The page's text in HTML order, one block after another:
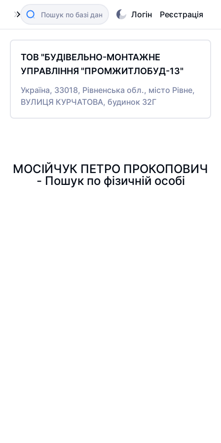
Логін Реєстрація
ТОВ "БУДІВЕЛЬНО-МОНТАЖНЕ
УПРАВЛІННЯ "ПРОМЖИТЛОБУД-13"
Україна, 33018, Рівненська обл., місто Рівне,
ВУЛИЦЯ КУРЧАТОВА, будинок 32Г
МОСІЙЧУК ПЕТРО ПРОКОПОВИЧ
- Пошук по фізичній особі